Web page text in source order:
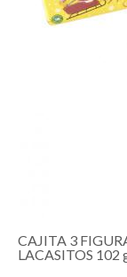
CAJITA 3
LACASITOS 102